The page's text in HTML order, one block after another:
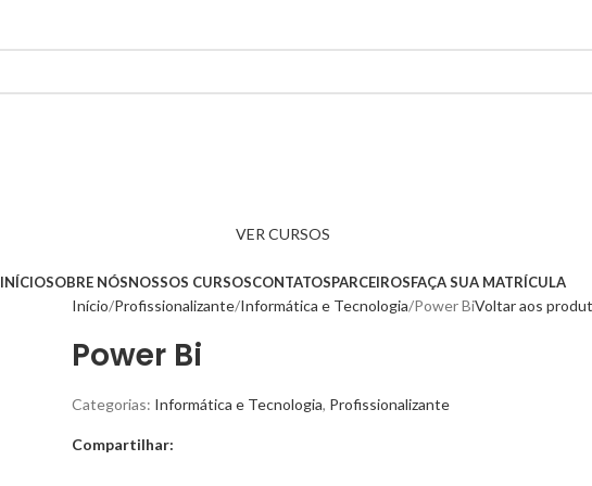
VER CURSOS
INÍCIOSOBRE NÓSNOSSOS CURSOSCONTATOSPARCEIROSFAÇA SUA MATRÍCULA
Início Profissionalizante Informática e Tecnologia Power BiVoltar aos
Power Bi
Categorias: Informática e Tecnologia, Profissionalizante
Compartilhar: